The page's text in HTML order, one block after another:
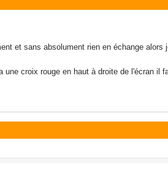
et sans absolument rien en échange
croix rouge en haut à droite de l'écran il